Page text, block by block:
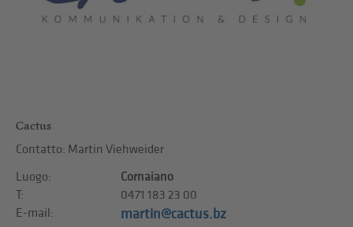
Cactus
Contatto: Martin Viehweider
Luogo:
Cornaiano
T:
0471 183 23 00
E-mail:
martin@cactus.bz